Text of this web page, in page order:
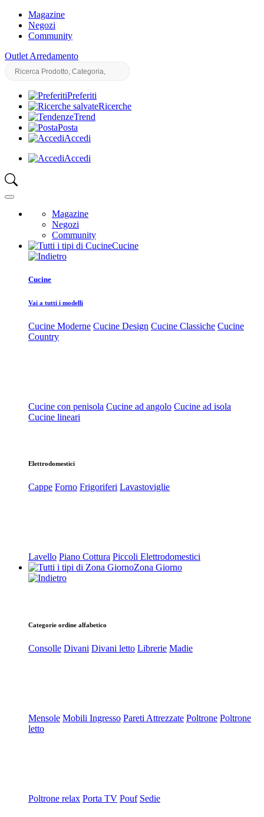
Magazine
Negozi
Community
Outlet Arredamento
Preferiti
Ricerche
Trend
Posta
Accedi
Accedi
Magazine
Negozi
Community
Cucine
Cucine
Vai a tutti i modelli
Cucine Moderne Cucine Design Cucine Classiche Cucine
Country
Cucine con penisola Cucine ad angolo Cucine ad isola
Cucine lineari
Elettrodomestici
Cappe Forno Frigoriferi Lavastoviglie
Lavello Piano Cottura Piccoli Elettrodomestici
Zona Giorno
Categorie ordine alfabetico
Consolle Divani Divani letto Librerie Madie
Mensole Mobili Ingresso Pareti Attrezzate Poltrone Poltrone
letto
Poltrone relax Porta TV Pouf Sedie